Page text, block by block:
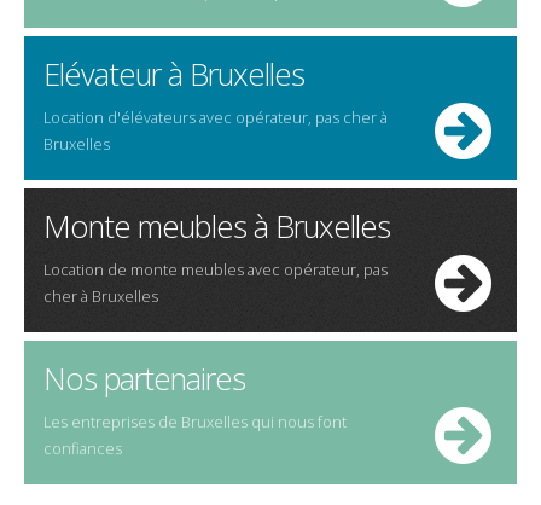
Elévateur à Bruxelles
Location d'élévateursavec opérateur, pas cherà
Bruxelles
Monte meubles à Bruxelles
Location de monte meublesavec opérateur, pas
cherà Bruxelles
Nos partenaires
Les entreprises de Bruxelles qui nous font
confiances